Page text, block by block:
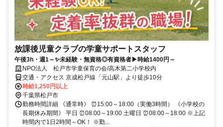
放課後児童クラブの学童サポートスタッフ
午後3h・週1～✨未経験・無資格◎有資格者▶時給1400円～
NPO法人 松戸市学童保育の会/高木第二小学校内
交通・アクセス 京成松戸線「元山駅」より徒歩10分
時給1,250円以上
千葉県松戸市
勤務時間詳細 《通常時》 ⏰15:00～18:00（実働3時間） 《小学校の
長期休み期間》 平日 ⏰08:00～19:00 土曜日 ⏰08:00～18:00 ※上記
時間内で1日2時間～OK！ ※勤...